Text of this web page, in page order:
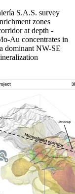
S.A.S. survey
zones
at depth -
Au concentrates in
dominant NW-SE